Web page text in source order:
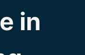
in